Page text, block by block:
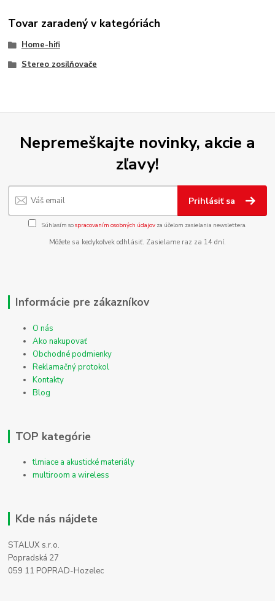
Tovar zaradený v kategóriách
Home-hifi
Stereo zosilňovače
Nepremeškajte novinky, akcie a
zľavy!
Prihlásiť sa
Súhlasím sospracovaním osobných údajov za účelom zasielania newslettera.
Môžete sa kedykoľvek odhlásiť. Zasielame raz za 14 dní.
Informácie pre zákazníkov
O nás
Ako nakupovať
Obchodné podmienky
Reklamačný protokol
Kontakty
Blog
TOP kategórie
tlmiace a akustické materiály
multiroom a wireless
Kde nás nájdete
STALUX s.r.o.
Popradská 27
059 11 POPRAD-Hozelec